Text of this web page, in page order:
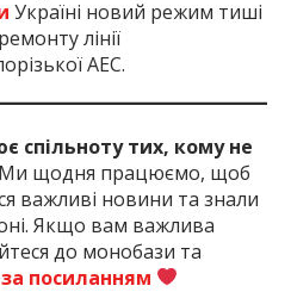
Україні новий режим тиші
лінії
АЕС.
спільноту тих, кому не
Ми щодня працюємо, щоб
важливі новини та знали
Якщо вам важлива
до монобази та
за посиланням